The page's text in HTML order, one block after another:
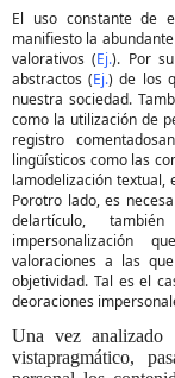
El uso constante de
manifiesto la
valorativos (Ej.). Por
abstractos (Ej.) de los
nuestra sociedad.
como la utilización de
registro
lingüísticos como las
lamodelización textual,
Porotro lado, es
delartículo,
impersonalización
valoraciones a las
objetividad. Tal es el
deoraciones
Una vez
vistapragmático,